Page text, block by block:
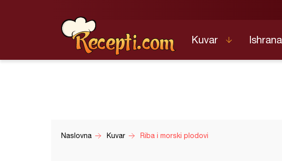
Kuvar Ishrana
Naslovna Kuvar Riba i morski plodovi